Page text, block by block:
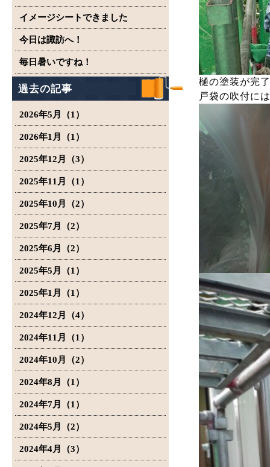
イメージシートできました
今日は諏訪へ！
毎日暑いですね！
過去の記事
2026年5月（1）
2026年1月（1）
2025年12月（3）
2025年11月（1）
2025年10月（2）
2025年7月（2）
2025年6月（2）
2025年5月（1）
2025年1月（1）
2024年12月（4）
2024年11月（1）
2024年10月（2）
2024年8月（1）
2024年7月（1）
2024年5月（2）
2024年4月（3）
樋の塗装が完
戸袋の吹付に